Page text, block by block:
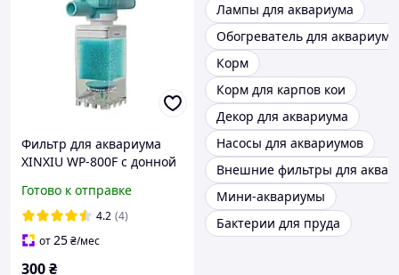
Фильтр для аквариума
XINXIU WP-800F с донной
Готово к отправке
4.2 (4)
от25₴/мес
300₴
Лампы для аквариума
Обогреватель для аквариума
Корм
Корм для карпов кои
Декор для аквариума
Насосы для аквариумов
Внешние фильтры для
Мини-аквариумы
Бактерии для пруда